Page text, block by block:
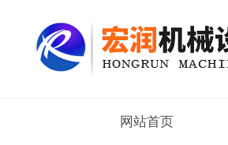
网站首页